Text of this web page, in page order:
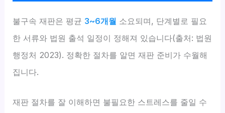
불구속 재판은 평균 3~6개월 소요되며, 단계별로 필요
한 서류와 법원 출석 일정이 정해져 있습니다(출처: 법원
행정처 2023). 정확한 절차를 알면 재판 준비가 수월해
집니다.
재판 절차를 잘 이해하면 불필요한 스트레스를 줄일 수